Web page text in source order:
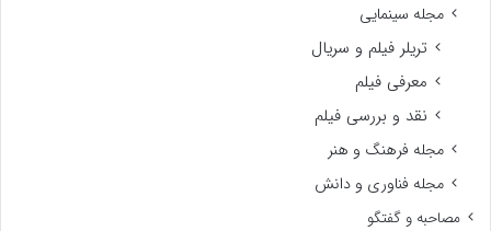
مجله سینمایی
تریلر فیلم و سریال
معرفی فیلم
نقد و بررسی فیلم
مجله فرهنگ و هنر
مجله فناوری و دانش
مصاحبه و گفتگو